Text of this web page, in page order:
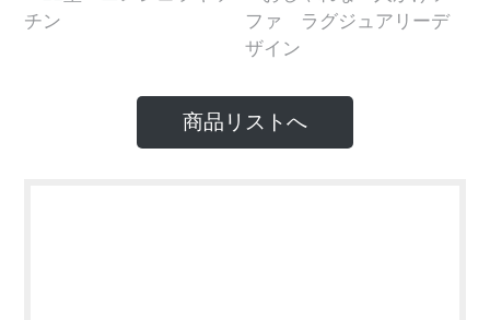
商品リストへ